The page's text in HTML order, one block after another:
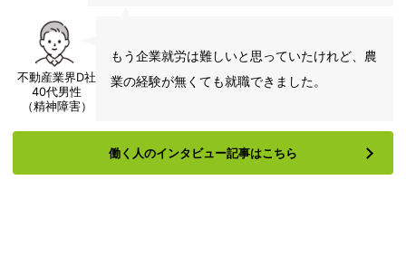
不動産業界D社
40代男性
（精神障害）
もう企業就労は難しいと思っていたけれど、農
業の経験が無くても就職できました。
働く人のインタビュー記事はこちら